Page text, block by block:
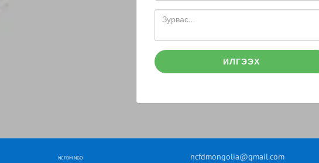
ИЛГЭЭХ
NCFDM NGO ncfdmongolia@gmail.com